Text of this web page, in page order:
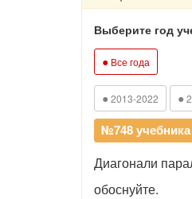
Выберите год
● Все года
● 2013-2022 ●
№748 учебника
Диагонали
обоснуйте.